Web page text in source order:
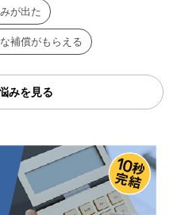
が出た
補償がもらえる
みを見る